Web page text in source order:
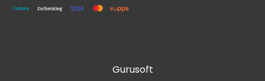
Gurusoft